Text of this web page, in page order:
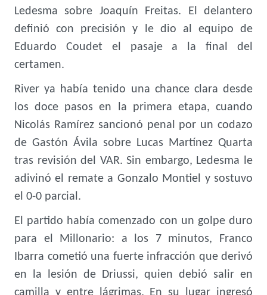
Ledesma sobre Joaquín Freitas. El delantero
definió con precisión y le dio al equipo de
Eduardo Coudet el pasaje a la final del
certamen.
River ya había tenido una chance clara desde
los doce pasos en la primera etapa, cuando
Nicolás Ramírez sancionó penal por un codazo
de Gastón Ávila sobre Lucas Martínez Quarta
tras revisión del VAR. Sin embargo, Ledesma le
adivinó el remate a Gonzalo Montiel y sostuvo
el 0-0 parcial.
El partido había comenzado con un golpe duro
para el Millonario: a los 7 minutos, Franco
Ibarra cometió una fuerte infracción que derivó
en la lesión de Driussi, quien debió salir en
camilla y entre lágrimas. En su lugar ingresó